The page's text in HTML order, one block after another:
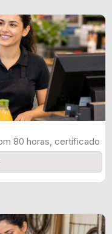
80 horas, certificado